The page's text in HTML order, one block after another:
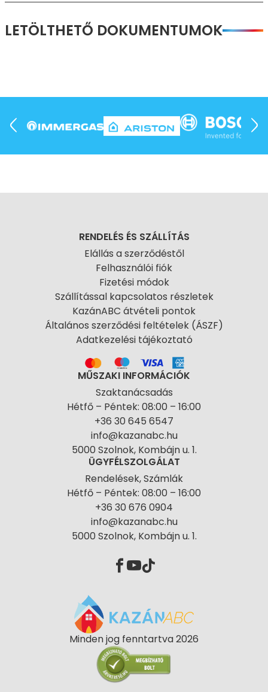
LETÖLTHETŐ DOKUMENTUMOK
RENDELÉS ÉS SZÁLLÍTÁS
Elállás a szerződéstől
Felhasználói fiók
Fizetési módok
Szállítással kapcsolatos részletek
KazánABC átvételi pontok
Általános szerződési feltételek (ÁSZF)
Adatkezelési tájékoztató
MŰSZAKI INFORMÁCIÓK
Szaktanácsadás
Hétfő – Péntek: 08:00 – 16:00
+36 30 645 6547
info@kazanabc.hu
5000 Szolnok, Kombájn u. 1.
ÜGYFÉLSZOLGÁLAT
Rendelések, Számlák
Hétfő – Péntek: 08:00 – 16:00
+36 30 676 0904
info@kazanabc.hu
5000 Szolnok, Kombájn u. 1.
Minden jog fenntartva 2026